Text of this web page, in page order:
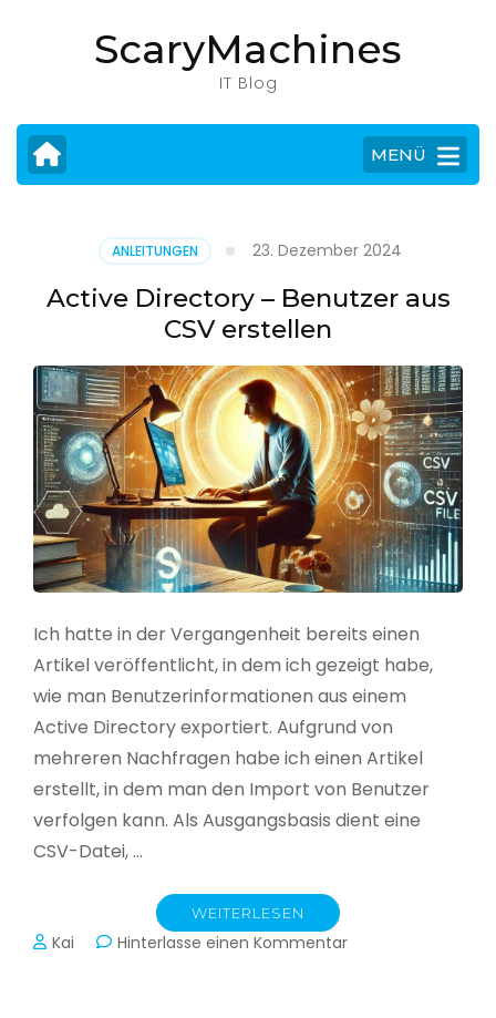
drücken)
ScaryMachines
IT Blog
MENÜ
ANLEITUNGEN 23. Dezember 2024
Active Directory – Benutzer aus
CSV erstellen
Ich hatte in der Vergangenheit bereits einen
Artikel veröffentlicht, in dem ich gezeigt habe,
wie man Benutzerinformationen aus einem
Active Directory exportiert. Aufgrund von
mehreren Nachfragen habe ich einen Artikel
erstellt, in dem man den Import von Benutzer
verfolgen kann. Als Ausgangsbasis dient eine
CSV-Datei, …
WEITERLESEN
Kai Hinterlasse einen Kommentarzu